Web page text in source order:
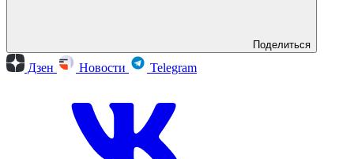
Поделиться
Дзен Новости Telegram